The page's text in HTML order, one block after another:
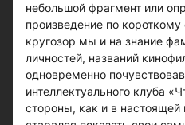
небольшой фрагмент или
произведение по
кругозор мы и на знание
личностей, названий
одновременно
интеллектуального клуба
стороны, как и в